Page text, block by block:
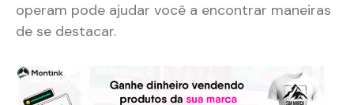
operam pode ajudar você a encontrar maneiras
de se destacar​.